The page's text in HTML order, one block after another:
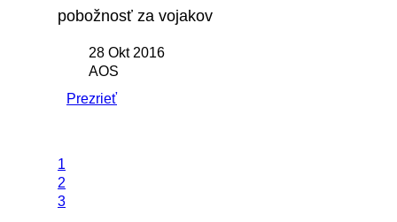
pobožnosť za vojakov
28 Okt 2016
AOS
Prezrieť
1
2
3